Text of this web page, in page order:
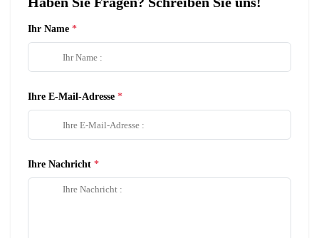
Ihr Name
Ihre E-Mail-Adresse
Ihre Nachricht